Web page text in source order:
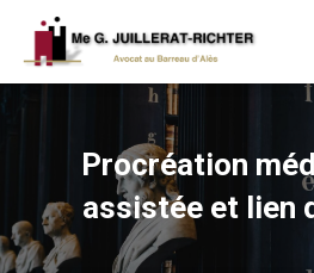
Procréation
assistée et lien